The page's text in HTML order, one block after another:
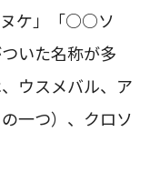
ケ」「○○ソ
いた名称が多
ウスメバル、ア
一つ）、クロソ